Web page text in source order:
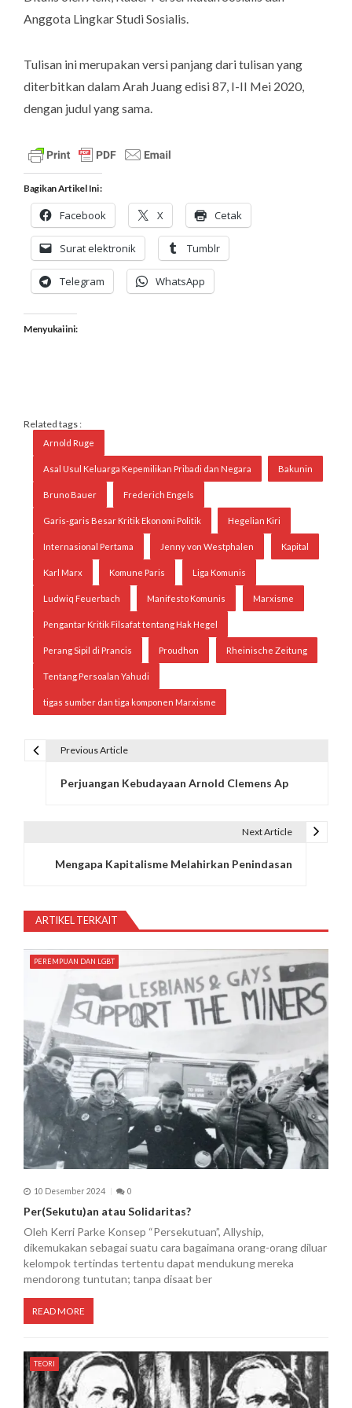
Anggota Lingkar Studi Sosialis.
Tulisan ini merupakan versi panjang dari tulisan yang
diterbitkan dalam Arah Juang edisi 87, I-II Mei 2020,
dengan judul yang sama.
Bagikan Artikel Ini :
Facebook X Cetak
Surat elektronik Tumblr
Telegram WhatsApp
Menyukai ini:
Related tags :
Arnold Ruge
Asal Usul Keluarga Kepemilikan Pribadi dan Negara Bakunin
Bruno Bauer Frederich Engels
Garis-garis Besar Kritik Ekonomi Politik Hegelian Kiri
Internasional Pertama Jenny von Westphalen Kapital
Karl Marx Komune Paris Liga Komunis
Ludwiq Feuerbach Manifesto Komunis Marxisme
Pengantar Kritik Filsafat tentang Hak Hegel
Perang Sipil di Prancis Proudhon Rheinische Zeitung
Tentang Persoalan Yahudi
tigas sumber dan tiga komponen Marxisme
a
s
o
s
Previous Article
Perjuangan Kebudayaan Arnold Clemens Ap
Next Article
Mengapa Kapitalisme Melahirkan Penindasan
ARTIKEL TERKAIT
PEREMPUAN DAN LGBT
10 Desember 2024 0
Per(Sekutu)an atau Solidaritas?
Oleh Kerri Parke Konsep “Persekutuan”, Allyship,
dikemukakan sebagai suatu cara bagaimana orang-orang diluar
kelompok tertindas tertentu dapat mendukung mereka
mendorong tuntutan; tanpa disaat ber
READ MORE
TEORI